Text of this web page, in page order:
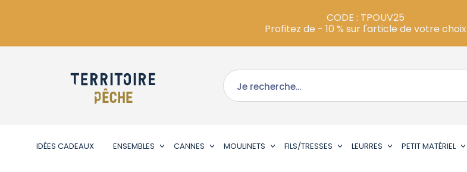
IDÉES CADEAUX ENSEMBLES CANNES MOULINETS FILS/TRESSES LEURRES PETIT MATÉRIEL
CODE : TPOUV25
Profitez de - 10 % sur l'article de votre choix